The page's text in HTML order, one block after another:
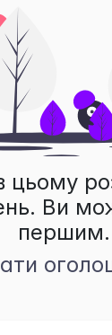
Ви
першим.